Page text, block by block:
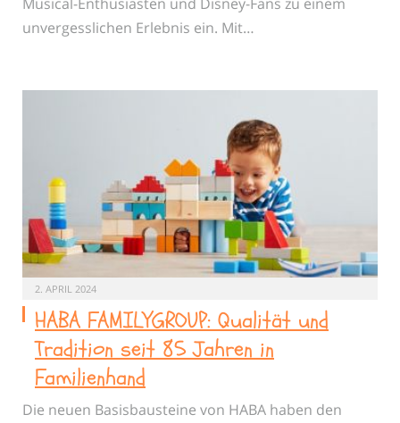
unvergesslichen Erlebnis ein. Mit…
2. APRIL 2024
HABA FAMILYGROUP: Qualität und
Tradition seit 85 Jahren in
Familienhand
Die neuen Basisbausteine von HABA haben den